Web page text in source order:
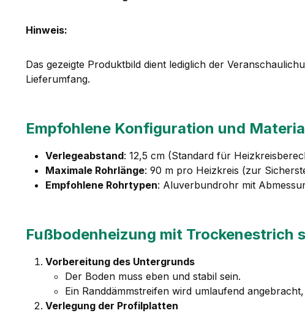
Hinweis:
Das gezeigte Produktbild dient lediglich der
Lieferumfang.
Empfohlene Konfiguration und
Verlegeabstand: 12,5 cm (Standard für
Maximale Rohrlänge: 90 m pro Heizkreis (zur
Empfohlene Rohrtypen: Aluverbundrohr mit
Fußbodenheizung mit Trockenestrich
Vorbereitung des Untergrunds
Der Boden muss eben und stabil sein.
Ein Randdämmstreifen wird umlaufend
Verlegung der Profilplatten